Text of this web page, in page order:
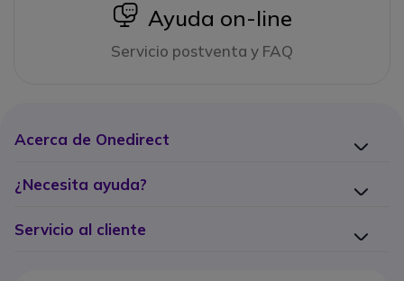
icon
Ayuda on-line
Servicio postventa y FAQ
Acerca de Onedirect
¿Necesita ayuda?
Servicio al cliente